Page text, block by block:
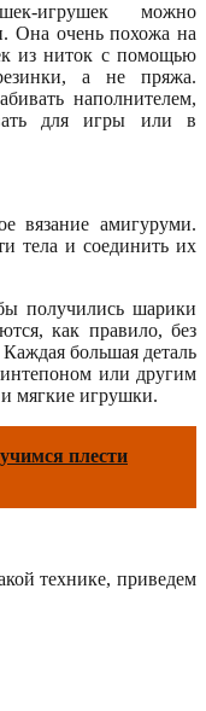
игрушек можно
Она очень похожа на
из ниток с помощью
а не пряжа.
наполнителем,
для игры или в
вязание амигуруми.
тела и соединить их
получились шарики
как правило, без
большая деталь
или другим
мягкие игрушки.
плести
технике, приведем